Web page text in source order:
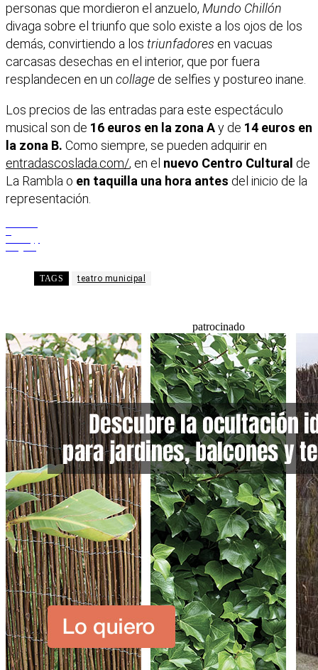
personas que mordieron el anzuelo, Mundo Chillón
divaga sobre el triunfo que solo existe a los ojos de los
demás, convirtiendo a los triunfadores en vacuas
carcasas desechas en el interior, que por fuera
resplandecen en un collage de selfies y postureo inane.
Los precios de las entradas para este espectáculo
musical son de 16 euros en la zona Ay de 14 euros en
la zona B. Como siempre, se pueden adquirir en
entradascoslada.com/, en el nuevo Centro Cultural de
La Rambla o en taquilla una hora antes del inicio de la
representación.
TAGS teatro municipal
patrocinado